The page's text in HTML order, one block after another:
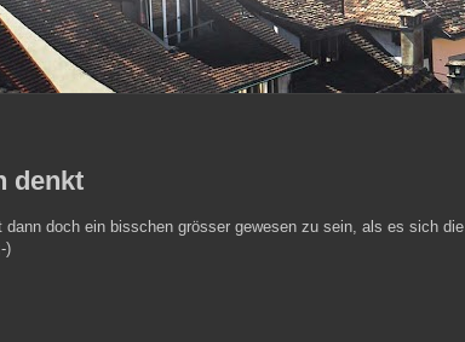
denkt
dann doch ein bisschen grösser gewesen zu sein, als es sich die
)